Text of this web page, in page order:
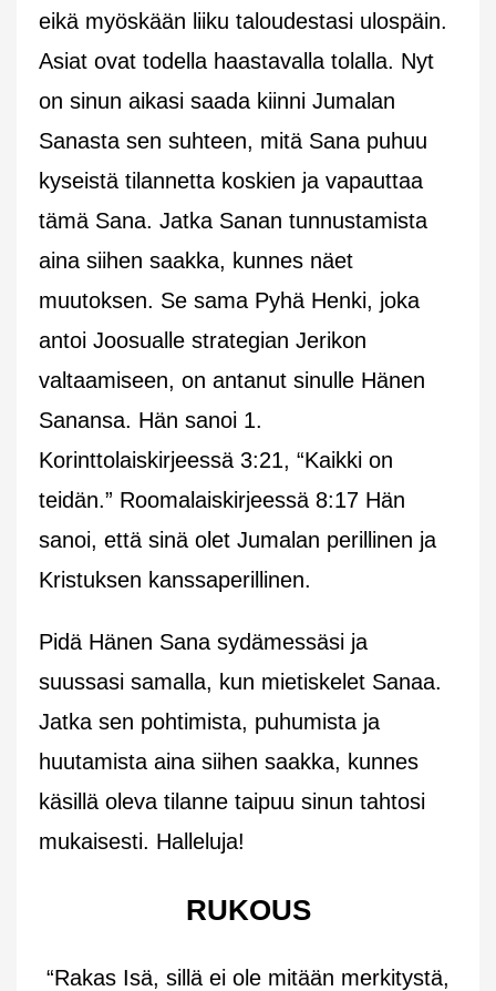
eikä myöskään liiku taloudestasi ulospäin.
Asiat ovat todella haastavalla tolalla. Nyt
on sinun aikasi saada kiinni Jumalan
Sanasta sen suhteen, mitä Sana puhuu
kyseistä tilannetta koskien ja vapauttaa
tämä Sana. Jatka Sanan tunnustamista
aina siihen saakka, kunnes näet
muutoksen. Se sama Pyhä Henki, joka
antoi Joosualle strategian Jerikon
valtaamiseen, on antanut sinulle Hänen
Sanansa. Hän sanoi 1.
Korinttolaiskirjeessä 3:21, “Kaikki on
teidän.” Roomalaiskirjeessä 8:17 Hän
sanoi, että sinä olet Jumalan perillinen ja
Kristuksen kanssaperillinen.
Pidä Hänen Sana sydämessäsi ja
suussasi samalla, kun mietiskelet Sanaa.
Jatka sen pohtimista, puhumista ja
huutamista aina siihen saakka, kunnes
käsillä oleva tilanne taipuu sinun tahtosi
mukaisesti. Halleluja!
RUKOUS
“Rakas Isä, sillä ei ole mitään merkitystä,